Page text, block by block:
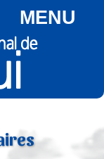
MENU